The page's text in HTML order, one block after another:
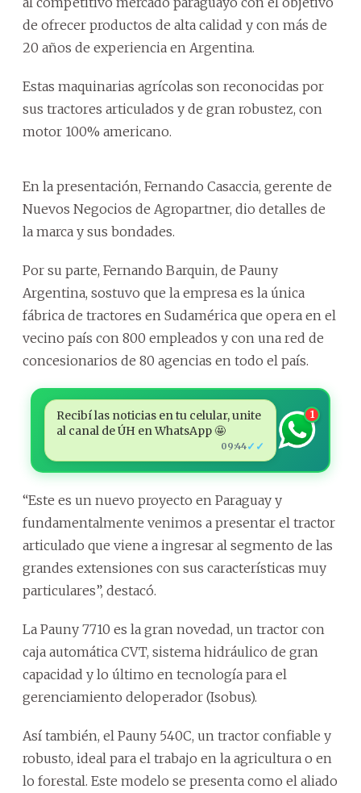
de ofrecer productos de alta calidad y con más de
20 años de experiencia en Argentina.
Estas maquinarias agrícolas son reconocidas por
sus tractores articulados y de gran robustez, con
motor 100% americano.
En la presentación, Fernando Casaccia, gerente de
Nuevos Negocios de Agropartner, dio detalles de
la marca y sus bondades.
Por su parte, Fernando Barquin, de Pauny
Argentina, sostuvo que la empresa es la única
fábrica de tractores en Sudamérica que opera en el
vecino país con 800 empleados y con una red de
concesionarios de 80 agencias en todo el país.
Recibí las noticias en tu celular, unite
al canal de ÚH en WhatsApp 🤩
09:44✓✓
1
“Este es un nuevo proyecto en Paraguay y
fundamentalmente venimos a presentar el tractor
articulado que viene a ingresar al segmento de las
grandes extensiones con sus características muy
particulares”, destacó.
La Pauny 7710 es la gran novedad, un tractor con
caja automática CVT, sistema hidráulico de gran
capacidad y lo último en tecnología para el
gerenciamiento deloperador (Isobus).
Así también, el Pauny 540C, un tractor confiable y
robusto, ideal para el trabajo en la agricultura o en
lo forestal. Este modelo se presenta como el aliado